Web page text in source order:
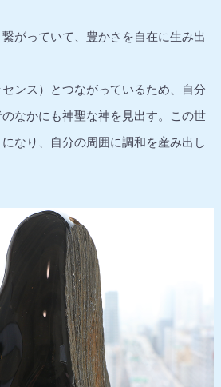
がっていて、豊かさを自在に生み出
ンス）とつながっているため、自分
なかにも神聖な神を見出す。この世
なり、自分の周囲に調和を産み出し